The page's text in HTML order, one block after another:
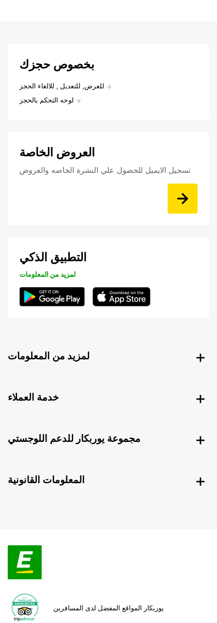
بخصوص حجزك
للعرض, للتعديل , للالغاء الحجز
لوحه التحكم بالحجز
العروض الخاصة
تسجيل الايميل للحصول علي النشرة الخاصه والعروض
التطبيق الذكي
لمزيد من المعلومات
لمزيد من المعلومات
خدمة العملاء
مجموعة يوربكار للدعم اللوجستي
المعلومات القانونية
يوربكار المواقع المفضل لدى المسافرين